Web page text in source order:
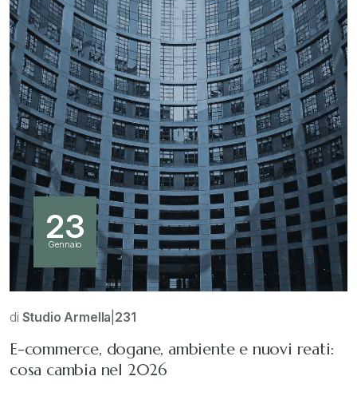
23
Gennaio
di Studio Armella 231
E-commerce, dogane, ambiente e nuovi reati:
cosa cambia nel 2026